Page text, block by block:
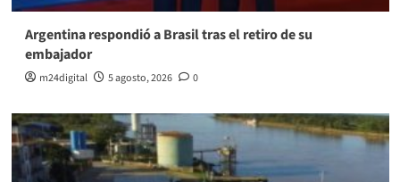
Argentina respondió a Brasil tras el retiro de su
embajador
m24digital 5 agosto, 2026 0